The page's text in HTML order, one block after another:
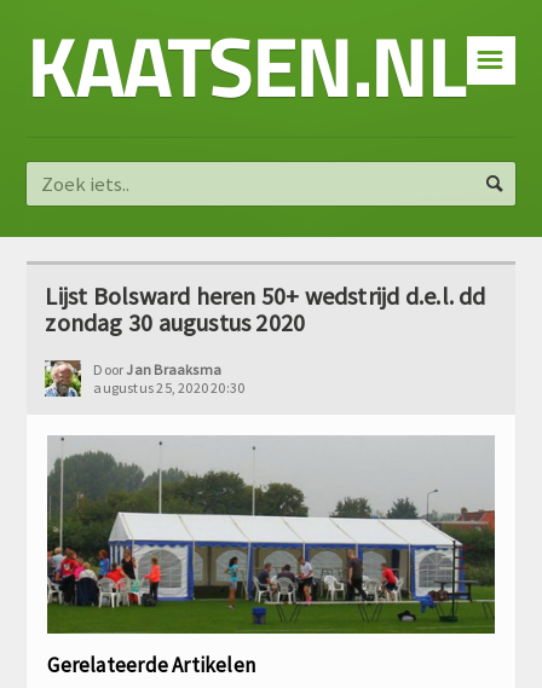
☰
KAATSEN.NL
Lijst Bolsward heren 50+ wedstrijd d.e.l. dd
zondag 30 augustus 2020
DoorJan Braaksma
augustus 25, 2020 20:30
Gerelateerde Artikelen